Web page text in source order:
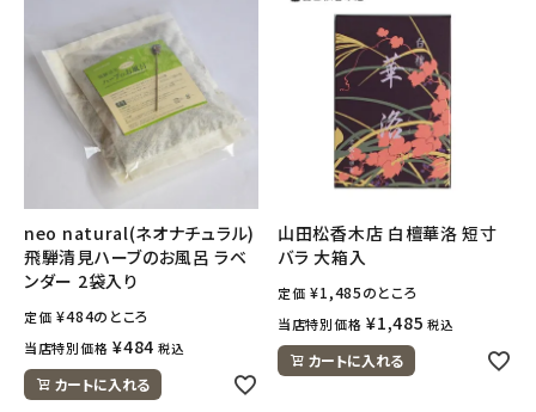
美容・コスメ・香水
衛生用品
日用品雑貨
インナー・下着・ナイトウェア
キッズ・ベビー・マタニティ
キッチン用品
neo natural(ネオナチュラル)
飛騨清見ハーブのお風呂 ラベ
ンダー 2袋入り
定価 ¥484のところ
当店特別価格 ¥484 税込
カートに入れる
山田松香木店 白檀華洛 短寸
バラ 大箱入
定価 ¥1,485のところ
当店特別価格 ¥1,485 税込
カートに入れる